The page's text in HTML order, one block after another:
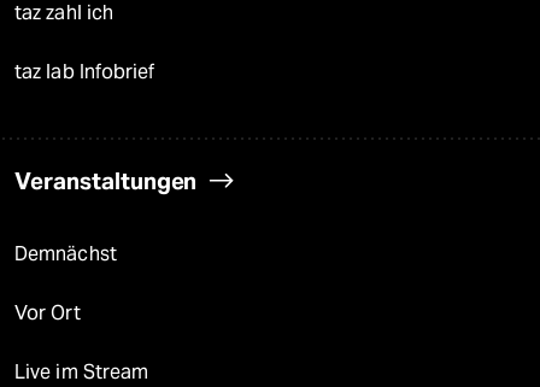
taz zahl ich
taz lab Infobrief
Veranstaltungen
Demnächst
Vor Ort
Live im Stream